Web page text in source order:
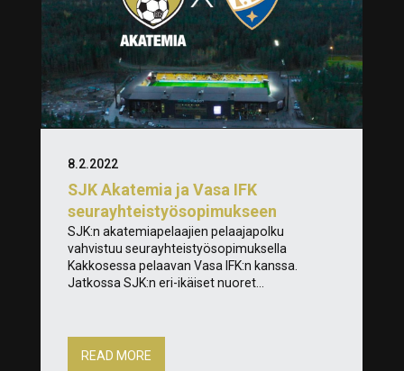
SJK Akatemia ja Vasa IFK
seurayhteistyösopimukseen
8.2.2022
SJK:n akatemiapelaajien pelaajapolku
vahvistuu seurayhteistyösopimuksella
Kakkosessa pelaavan Vasa IFK:n kanssa.
Jatkossa SJK:n eri-ikäiset nuoret...
READ MORE